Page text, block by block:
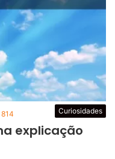
Curiosidades
814
explicação